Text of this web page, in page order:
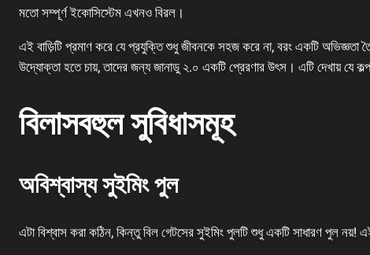
মতো সম্পূর্ণ ইকোসিস্টেম এখনও বিরল।
এই বাড়িটি প্রমাণ করে যে প্রযুক্তি শুধু জীবনকে সহজ করে না, বরং একটি অভিজ্ঞতা
উদ্যোক্তা হতে চায়, তাদের জন্য জানাডু ২.০ একটি প্রেরণার উৎস। এটি দেখায় যে
বিলাসবহুল সুবিধাসমূহ
অবিশ্বাস্য সুইমিং পুল
এটা বিশ্বাস করা কঠিন, কিন্তু বিল গেটসের সুইমিং পুলটি শুধু একটি সাধারণ পুল